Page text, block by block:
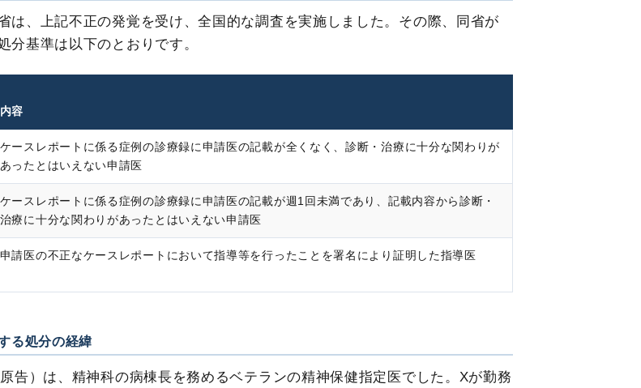
は、上記不正の発覚を受け、全国的な調査を実施しました。その際、同省が
分基準は以下のとおりです。
内容
ケースレポートに係る症例の診療録に申請医の記載が全くなく、診断・治療に十分な関わりが
あったとはいえない申請医
ケースレポートに係る症例の診療録に申請医の記載が週1回未満であり、記載内容から診断・
治療に十分な関わりがあったとはいえない申請医
申請医の不正なケースレポートにおいて指導等を行ったことを署名により証明した指導医
る処分の経緯
告）は、精神科の病棟長を務めるベテランの精神保健指定医でした。Xが勤務